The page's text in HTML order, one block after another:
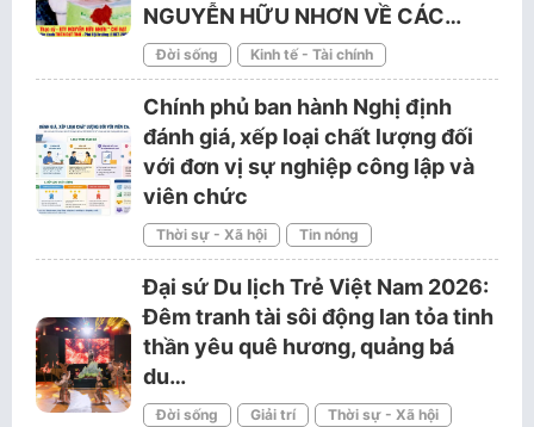
NGUYỄN HỮU NHƠN VỀ CÁC…
Đời sống Kinh tế - Tài chính
Chính phủ ban hành Nghị định
đánh giá, xếp loại chất lượng đối
với đơn vị sự nghiệp công lập và
viên chức
Thời sự - Xã hội Tin nóng
Đại sứ Du lịch Trẻ Việt Nam 2026:
Đêm tranh tài sôi động lan tỏa tinh
thần yêu quê hương, quảng bá
du…
Đời sống Giải trí
Thời sự - Xã hội